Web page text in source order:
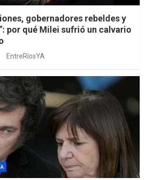
gobernadores rebeldes y
por qué Milei sufrió un calvario
EntreRíosYA